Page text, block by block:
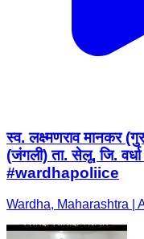
स्व. लक्ष्मणराव मानकर
(जंगली) ता. सेलू, जि.
#wardhapoliice
Wardha, Maharashtra |